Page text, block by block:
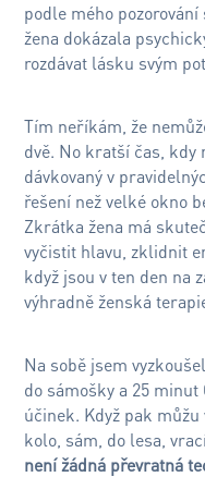
podle mého
žena dokázala
rozdávat lásku svým
Tím neříkám, že
dvě. No kratší čas, kdy
dávkovaný v
řešení než velké okno
Zkrátka žena má
vyčistit hlavu, zklidnit
když jsou v ten den na
výhradně ženská
Na sobě jsem
do sámošky a 25
účinek. Když pak
kolo, sám, do lesa,
není žádná převratná